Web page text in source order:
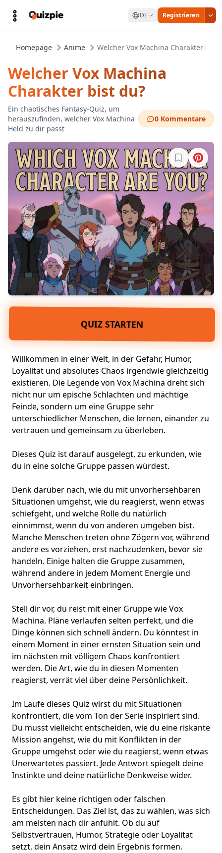
DE Registrieren
Homepage Anime Welcher Vox Machina Charakter bist
Welcher Vox Machina
Charakter bist du?
Ein chaotisches Fantasy-Quiz, um
herauszufinden, welcher Vox Machina
Held zu dir passt
0 Kommentare
Melde dich
QUIZ STARTEN
Willkommen in einer Welt, in der Gefahr, Humor,
Loyalität und absolutes Chaos irgendwie gleichzeitig
existieren. Die Legende von Vox Machina dreht sich
nicht nur um epische Schlachten und mächtige
Feinde, sondern um eine Gruppe sehr
unterschiedlicher Menschen, die lernen, einander zu
vertrauen und gemeinsam zu überleben.
Dieses Quiz ist darauf ausgelegt, zu erkunden, wie
du in eine solche Gruppe passen würdest.
Denk darüber nach, wie du mit unvorhersehbaren
Situationen umgehst, wie du reagierst, wenn etwas
schiefgeht, und welche Rolle du natürlich
einnimmst, wenn du von anderen umgeben bist.
Manche Menschen treten ohne Zögern vor, während
andere es vorziehen, erst nachzudenken, bevor sie
handeln. Einige halten die Gruppe zusammen,
während andere in jedem Moment Energie und
Unvorhersehbarkeit einbringen.
Stell dir vor, du reist mit einer Gruppe wie Vox
Machina. Pläne verlaufen selten perfekt, und die
Dinge können sich schnell ändern. Du könntest in
einem Moment in einer ernsten Situation sein und
im nächsten mitvölligem Chaos konfrontiert
werden. Die Art, wie du in diesen Momenten
reagierst, verrät viel über deine Persönlichkeit.
Im Laufe dieses Quiz wirst du mit Situationen
konfrontiert, die vom Ton der Serie inspiriert sind.
Du musst vielleicht entscheiden, wie du eine riskante
Mission angehst, wie du mit Konflikten in der
Gruppe umgehst oder wie du reagierst, wenn etwas
Unerwartetes passiert. Jede Antwort spiegelt deine
Instinkte und deine natürliche Denkweise wider.
Es gibt hier keine richtigen oder falschen
Entscheidungen. Das Ziel ist, das zu wählen, was sich
am meisten nach dir anfühlt. Ob du auf
Selbstvertrauen, Humor, Strategie oder Loyalität
setzt, dein Ansatz wird dein Ergebnis formen.